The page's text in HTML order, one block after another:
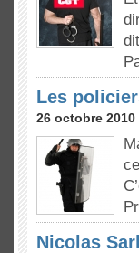
Les
26 octobre 2010
Nicolas